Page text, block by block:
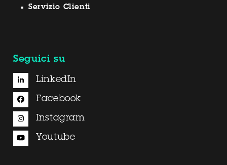
Servizio Clienti
Seguici su
LinkedIn
Facebook
Instagram
Youtube